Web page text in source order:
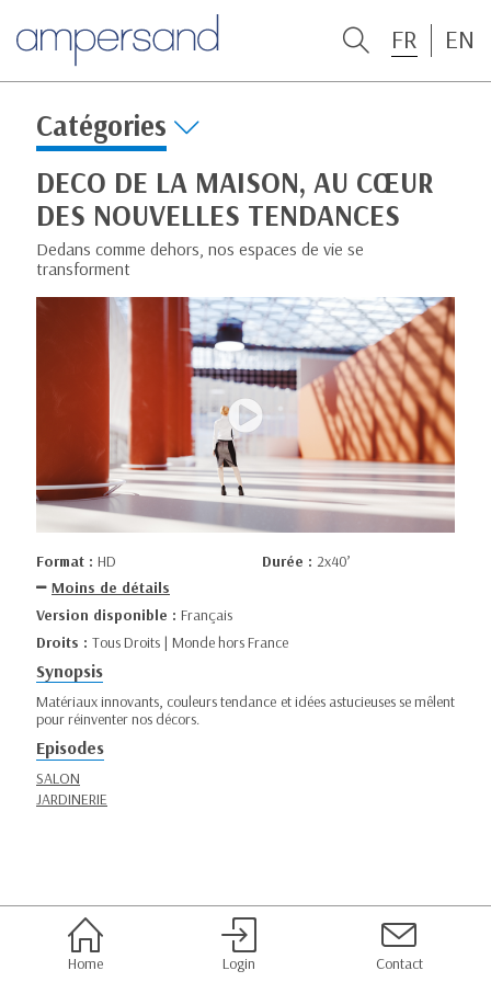
FR EN
Catégories
DECO DE LA MAISON, AU CŒUR
DES NOUVELLES TENDANCES
Dedans comme dehors, nos espaces de vie se
transforment
Format : HD Durée : 2x40’
Moins de détails
Version disponible : Français
Droits : Tous Droits | Monde hors France
Synopsis
Matériaux innovants, couleurs tendance et idées astucieuses se mêlent
pour réinventer nos décors.
Episodes
SALON
JARDINERIE
Home Login Contact